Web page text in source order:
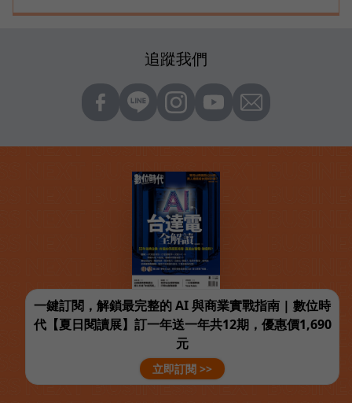
追蹤我們
一鍵訂閱，解鎖最完整的 AI 與商業實戰指南 | 數位時
代【夏日閱讀展】訂一年送一年共12期，優惠價1,690
元
立即訂閱 >>